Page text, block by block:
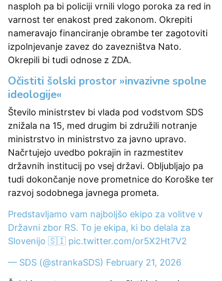
nasploh pa bi policiji vrnili vlogo poroka za red in
varnost ter enakost pred zakonom. Okrepiti
nameravajo financiranje obrambe ter zagotoviti
izpolnjevanje zavez do zavezništva Nato.
Okrepili bi tudi odnose z ZDA.
Očistiti šolski prostor »invazivne spolne
ideologije«
Število ministrstev bi vlada pod vodstvom SDS
znižala na 15, med drugim bi združili notranje
ministrstvo in ministrstvo za javno upravo.
Načrtujejo uvedbo pokrajin in razmestitev
državnih institucij po vsej državi. Obljubljajo pa
tudi dokončanje nove prometnice do Koroške ter
razvoj sodobnega javnega prometa.
Predstavljamo vam najboljšo ekipo za volitve v
Državni zbor RS. To je ekipa, ki bo delala za
Slovenijo 🇸🇮 pic.twitter.com/or5X2Ht7V2
— SDS (@strankaSDS) February 21, 2026